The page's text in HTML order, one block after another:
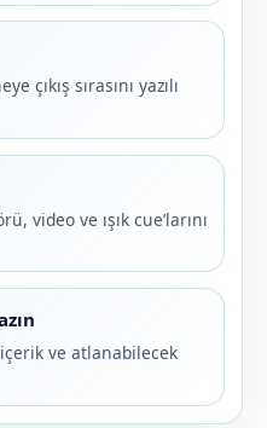
çıkış sırasını yazılı
video ve ışık cue’larını
ve atlanabilecek